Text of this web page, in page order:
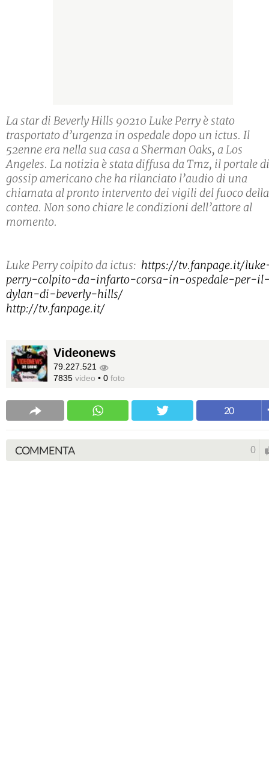
La star di Beverly Hills 90210 Luke Perry è stato
trasportato d’urgenza in ospedale dopo un ictus. Il
52enne era nella sua casa a Sherman Oaks, a Los
Angeles. La notizia è stata diffusa da Tmz, il portale di
gossip americano che ha rilanciato l’audio di una
chiamata al pronto intervento dei vigili del fuoco della
contea. Non sono chiare le condizioni dell’attore al
momento.
Luke Perry colpito da ictus: https://tv.fanpage.it/
perry-colpito-da-infarto-corsa-in-ospedale-per-
dylan-di-beverly-hills/
http://tv.fanpage.it/
Videonews
79.227.521
7835 video • 0 foto
20
COMMENTA 0